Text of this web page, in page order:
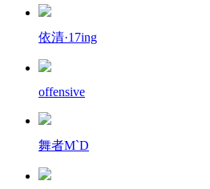
依清·17ing
offensive
舞者M`D